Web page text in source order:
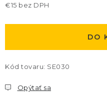
€15 bez DPH
DO
Kód tovaru: SE030
Opýtať sa